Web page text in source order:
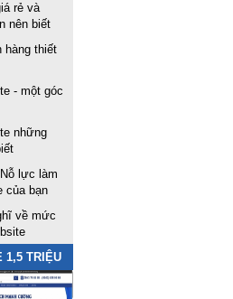
rẻ và
nên biết
hàng thiết
- một góc
những
lực làm
của bạn
về mức
1,5 TRIỆU